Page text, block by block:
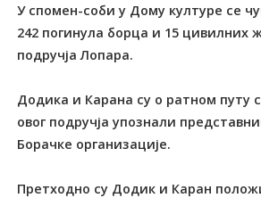
У спомен-соби у Дому културе се
242 погинула борца и 15 цивилних
подручја Лопара.
Додика и Карана су о ратном путу
овог подручја упознали
Борачке организације.
Претходно су Додик и Каран